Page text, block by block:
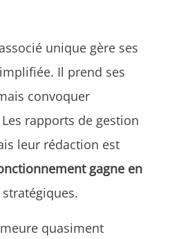
unique gère ses
Il prend ses
convoquer
rapports de gestion
leur rédaction est
gagne en
quasiment